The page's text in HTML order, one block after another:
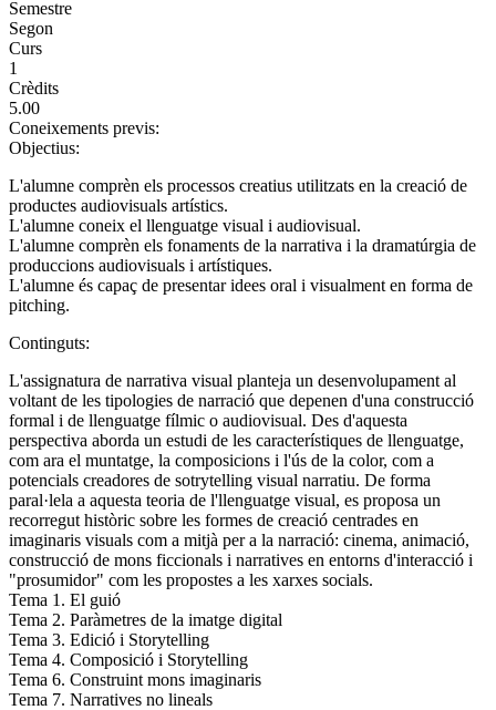
Semestre
Segon
Curs
1
Crèdits
5.00
Coneixements previs:
Objectius:
L'alumne comprèn els processos creatius utilitzats en la creació de
productes audiovisuals artístics.
L'alumne coneix el llenguatge visual i audiovisual.
L'alumne comprèn els fonaments de la narrativa i la dramatúrgia de
produccions audiovisuals i artístiques.
L'alumne és capaç de presentar idees oral i visualment en forma de
pitching.
Continguts:
L'assignatura de narrativa visual planteja un desenvolupament al
voltant de les tipologies de narració que depenen d'una construcció
formal i de llenguatge fílmic o audiovisual. Des d'aquesta
perspectiva aborda un estudi de les característiques de llenguatge,
com ara el muntatge, la composicions i l'ús de la color, com a
potencials creadores de sotrytelling visual narratiu. De forma
paral·lela a aquesta teoria de l'llenguatge visual, es proposa un
recorregut històric sobre les formes de creació centrades en
imaginaris visuals com a mitjà per a la narració: cinema, animació,
construcció de mons ficcionals i narratives en entorns d'interacció i
"prosumidor" com les propostes a les xarxes socials.
Tema 1. El guió
Tema 2. Paràmetres de la imatge digital
Tema 3. Edició i Storytelling
Tema 4. Composició i Storytelling
Tema 6. Construint mons imaginaris
Tema 7. Narratives no lineals